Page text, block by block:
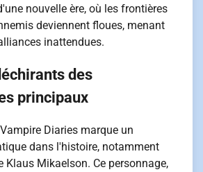
nouvelle ère, où les frontières
deviennent floues, menant
inattendues.
des
principaux
Diaries marque un
dans l'histoire, notamment
Klaus Mikaelson. Ce personnage,